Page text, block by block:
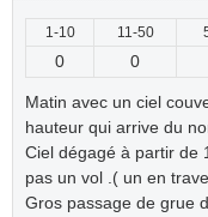
1-10 11-50
0 0
Matin avec un ciel
hauteur qui arrive du
Ciel dégagé à partir de
pas un vol .( un en
Gros passage de grue